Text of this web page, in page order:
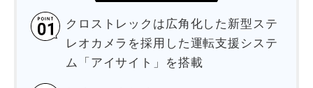
クロストレックは広角化した新型ステ
レオカメラを採用した運転支援システ
ム「アイサイト」を搭載